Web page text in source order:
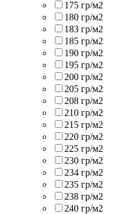
175 гр/м2
180 гр/м2
183 гр/м2
185 гр/м2
190 гр/м2
195 гр/м2
200 гр/м2
205 гр/м2
208 гр/м2
210 гр/м2
215 гр/м2
220 гр/м2
225 гр/м2
230 гр/м2
234 гр/м2
235 гр/м2
238 гр/м2
240 гр/м2